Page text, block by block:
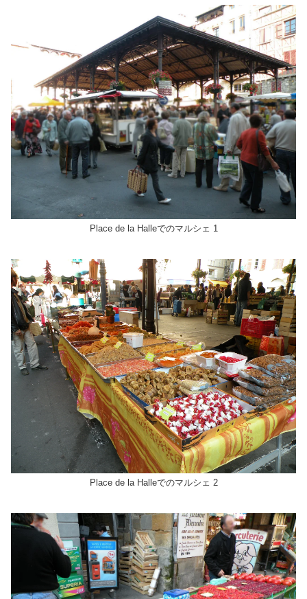
Place de la Halleでのマルシェ 1
Place de la Halleでのマルシェ 2